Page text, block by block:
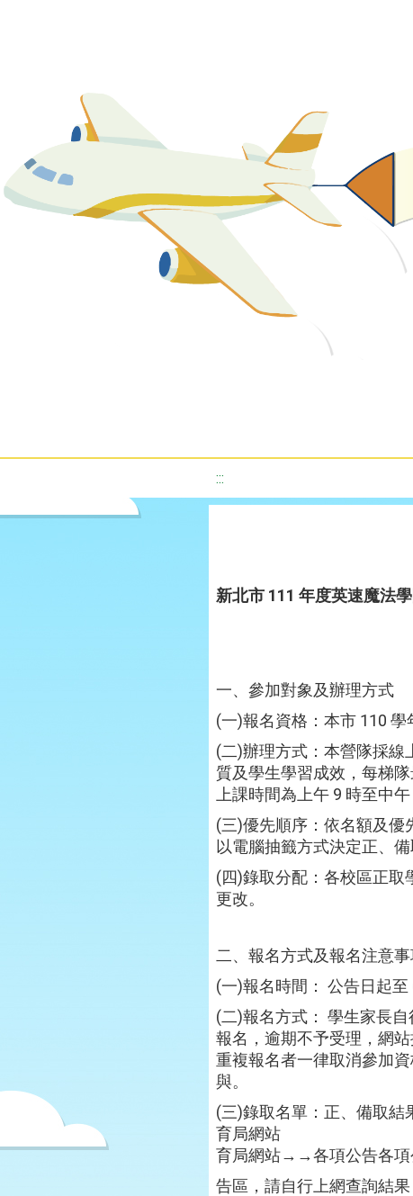
:::
新北市 111 年度英速魔法
一、參加對象及辦理方式
(一)報名資格：本市 110 學
(二)辦理方式：本營隊採線
質及學生學習成效，每梯
上課時間為上午 9 時至中
(三)優先順序：依名額及優
以電腦抽籤方式決定正、備
(四)錄取分配：各校區正
更改。
二、報名方式及報名注意
(一)報名時間： 公告日起至
(二)報名方式： 學生家長
報名，逾期不予受理，網
重複報名者一律取消參加
與。
(三)錄取名單：正、備取結
育局網站
育局網站→→各項公告各項
告區，請自行上網查詢結果